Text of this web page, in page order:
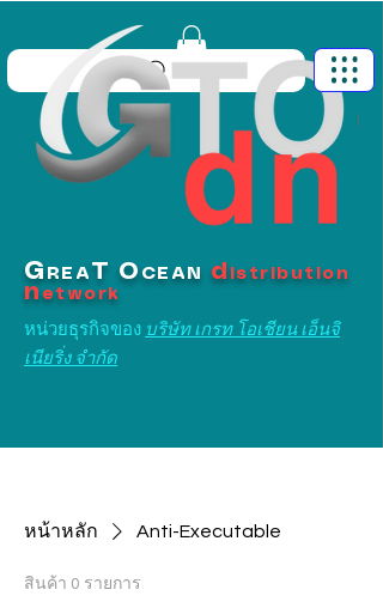
G REA T O CEAN d istribution
n etwork
หน่วยธุรกิจของ บริษัท เกรท โอเชียน เอ็นจิ
เนียริ่ง จำกัด
หน้าหลัก Anti-Executable
สินค้า 0 รายการ